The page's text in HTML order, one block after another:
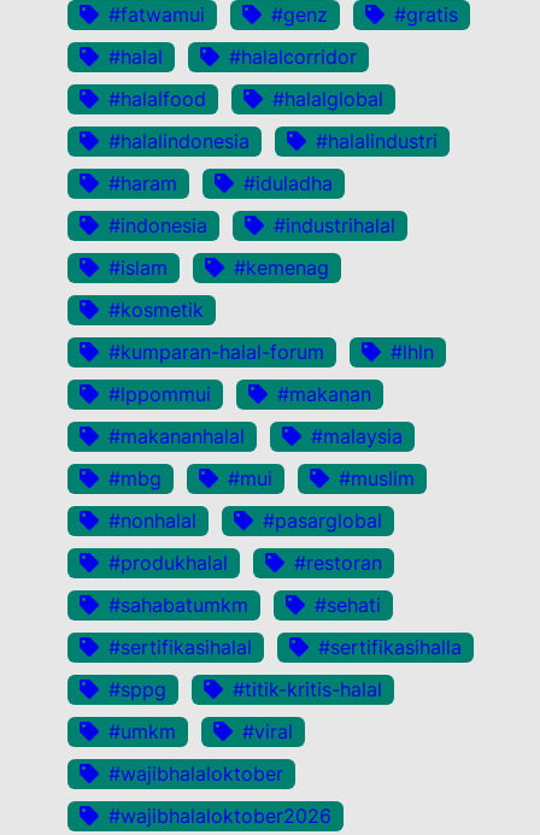
#fatwamui
#genz
#gratis
#halal
#halalcorridor
#halalfood
#halalglobal
#halalindonesia
#halalindustri
#haram
#iduladha
#indonesia
#industrihalal
#islam
#kemenag
#kosmetik
#kumparan-halal-forum
#lhln
#lppommui
#makanan
#makananhalal
#malaysia
#mbg
#mui
#muslim
#nonhalal
#pasarglobal
#produkhalal
#restoran
#sahabatumkm
#sehati
#sertifikasihalal
#sertifikasihalla
#sppg
#titik-kritis-halal
#umkm
#viral
#wajibhalaloktober
#wajibhalaloktober2026